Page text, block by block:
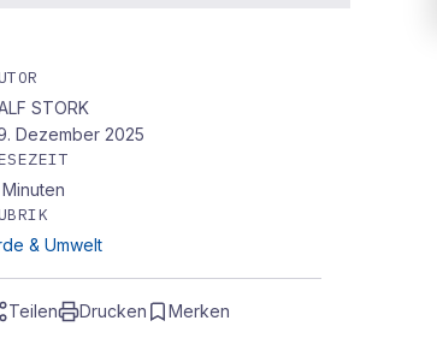
STORK
Dezember 2025
Minuten
& Umwelt
Teilen Drucken Merken